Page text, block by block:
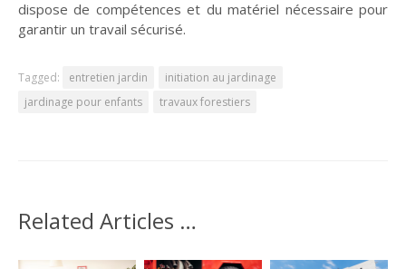
dispose de compétences et du matériel nécessaire pour
garantir un travail sécurisé.
Tagged: entretien jardin
initiation au jardinage
jardinage pour enfants
travaux forestiers
Related Articles …